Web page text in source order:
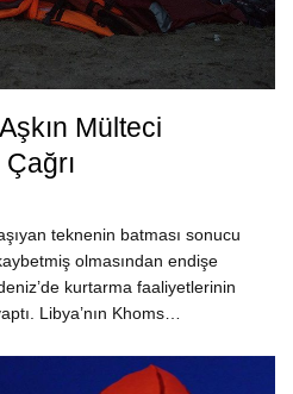
Mülteci
teknenin batması sonucu
olmasından endişe
kurtarma faaliyetlerinin
Libya’nın Khoms…